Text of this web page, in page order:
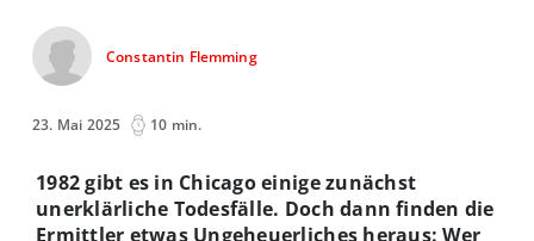
Constantin Flemming
23. Mai 2025 10 min.
1982 gibt es in Chicago einige zunächst
unerklärliche Todesfälle. Doch dann finden die
Ermittler etwas Ungeheuerliches heraus: Wer